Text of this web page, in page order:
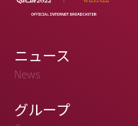
ニュース
News
グループ